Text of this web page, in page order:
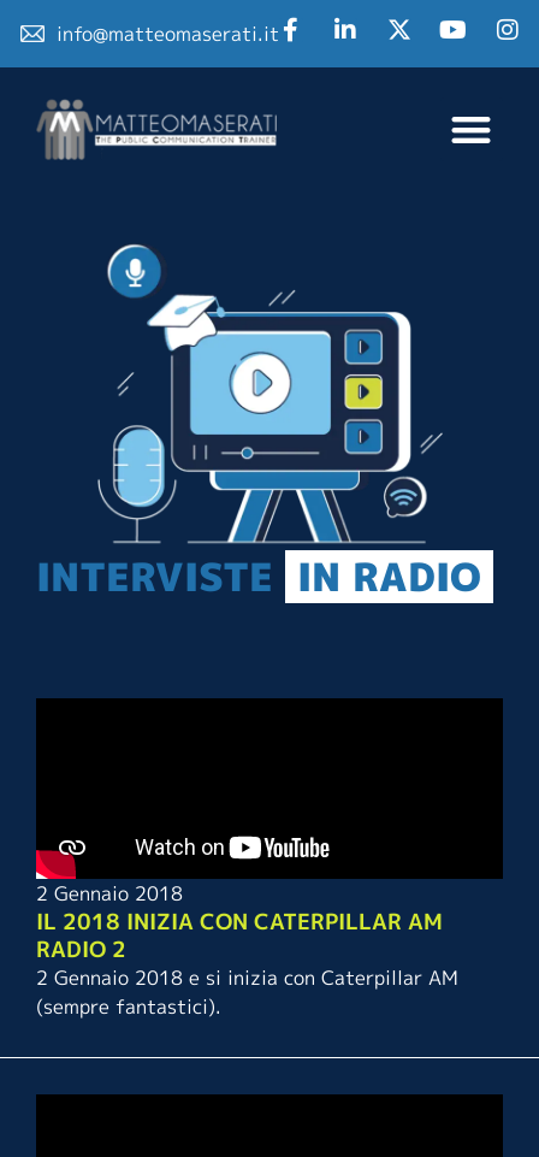
info@matteomaserati.it
INTERVISTE IN RADIO
2 Gennaio 2018
IL 2018 INIZIA CON CATERPILLAR AM
RADIO 2
2 Gennaio 2018 e si inizia con Caterpillar AM
(sempre fantastici).